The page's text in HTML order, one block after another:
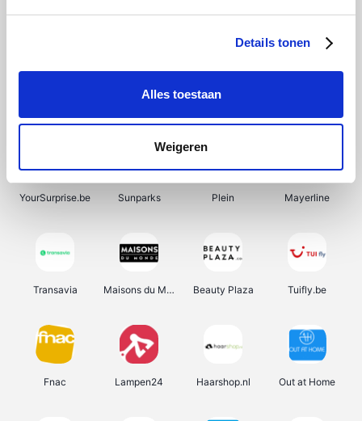
Details tonen
Alles toestaan
Weigeren
SupraBazar Shein Bergfreunde Smartwatchbanden
YourSurprise.be Sunparks Plein Mayerline
Transavia Maisons du Monde Beauty Plaza Tuifly.be
Fnac Lampen24 Haarshop.nl Out at Home